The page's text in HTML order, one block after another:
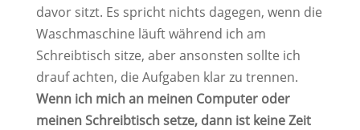
davor sitzt. Es spricht nichts dagegen, wenn die
Waschmaschine läuft während ich am
Schreibtisch sitze, aber ansonsten sollte ich
drauf achten, die Aufgaben klar zu trennen.
Wenn ich mich an meinen Computer oder
meinen Schreibtisch setze, dann ist keine Zeit